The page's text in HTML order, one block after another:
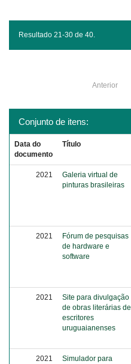
Resultado 21-30 de 40.
Anterior
Conjunto de itens:
Data do
documento
Título
2021
Galeria virtual de
pinturas brasileiras
2021
Fórum de pesquisas
de hardware e
software
2021
Site para divulgação
de obras literárias de
escritores
uruguaianenses
2021
Simulador para